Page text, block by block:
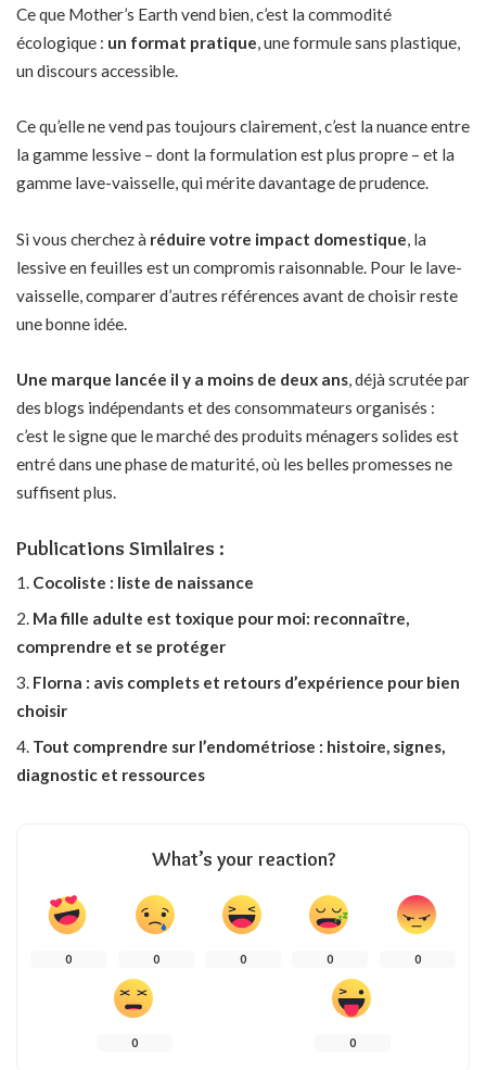
Ce que Mother’s Earth vend bien, c’est la commodité
écologique : un format pratique, une formule sans plastique,
un discours accessible.
Ce qu’elle ne vend pas toujours clairement, c’est la nuance entre
la gamme lessive – dont la formulation est plus propre – et la
gamme lave-vaisselle, qui mérite davantage de prudence.
Si vous cherchez à réduire votre impact domestique, la
lessive en feuilles est un compromis raisonnable. Pour le lave-
vaisselle, comparer d’autres références avant de choisir reste
une bonne idée.
Une marque lancée il y a moins de deux ans, déjà scrutée par
des blogs indépendants et des consommateurs organisés :
c’est le signe que le marché des produits ménagers solides est
entré dans une phase de maturité, où les belles promesses ne
suffisent plus.
Publications Similaires :
Cocoliste : liste de naissance
Ma fille adulte est toxique pour moi: reconnaître,
comprendre et se protéger
Florna : avis complets et retours d’expérience pour bien
choisir
Tout comprendre sur l’endométriose : histoire, signes,
diagnostic et ressources
What’s your reaction?
0 0 0 0 0
0 0